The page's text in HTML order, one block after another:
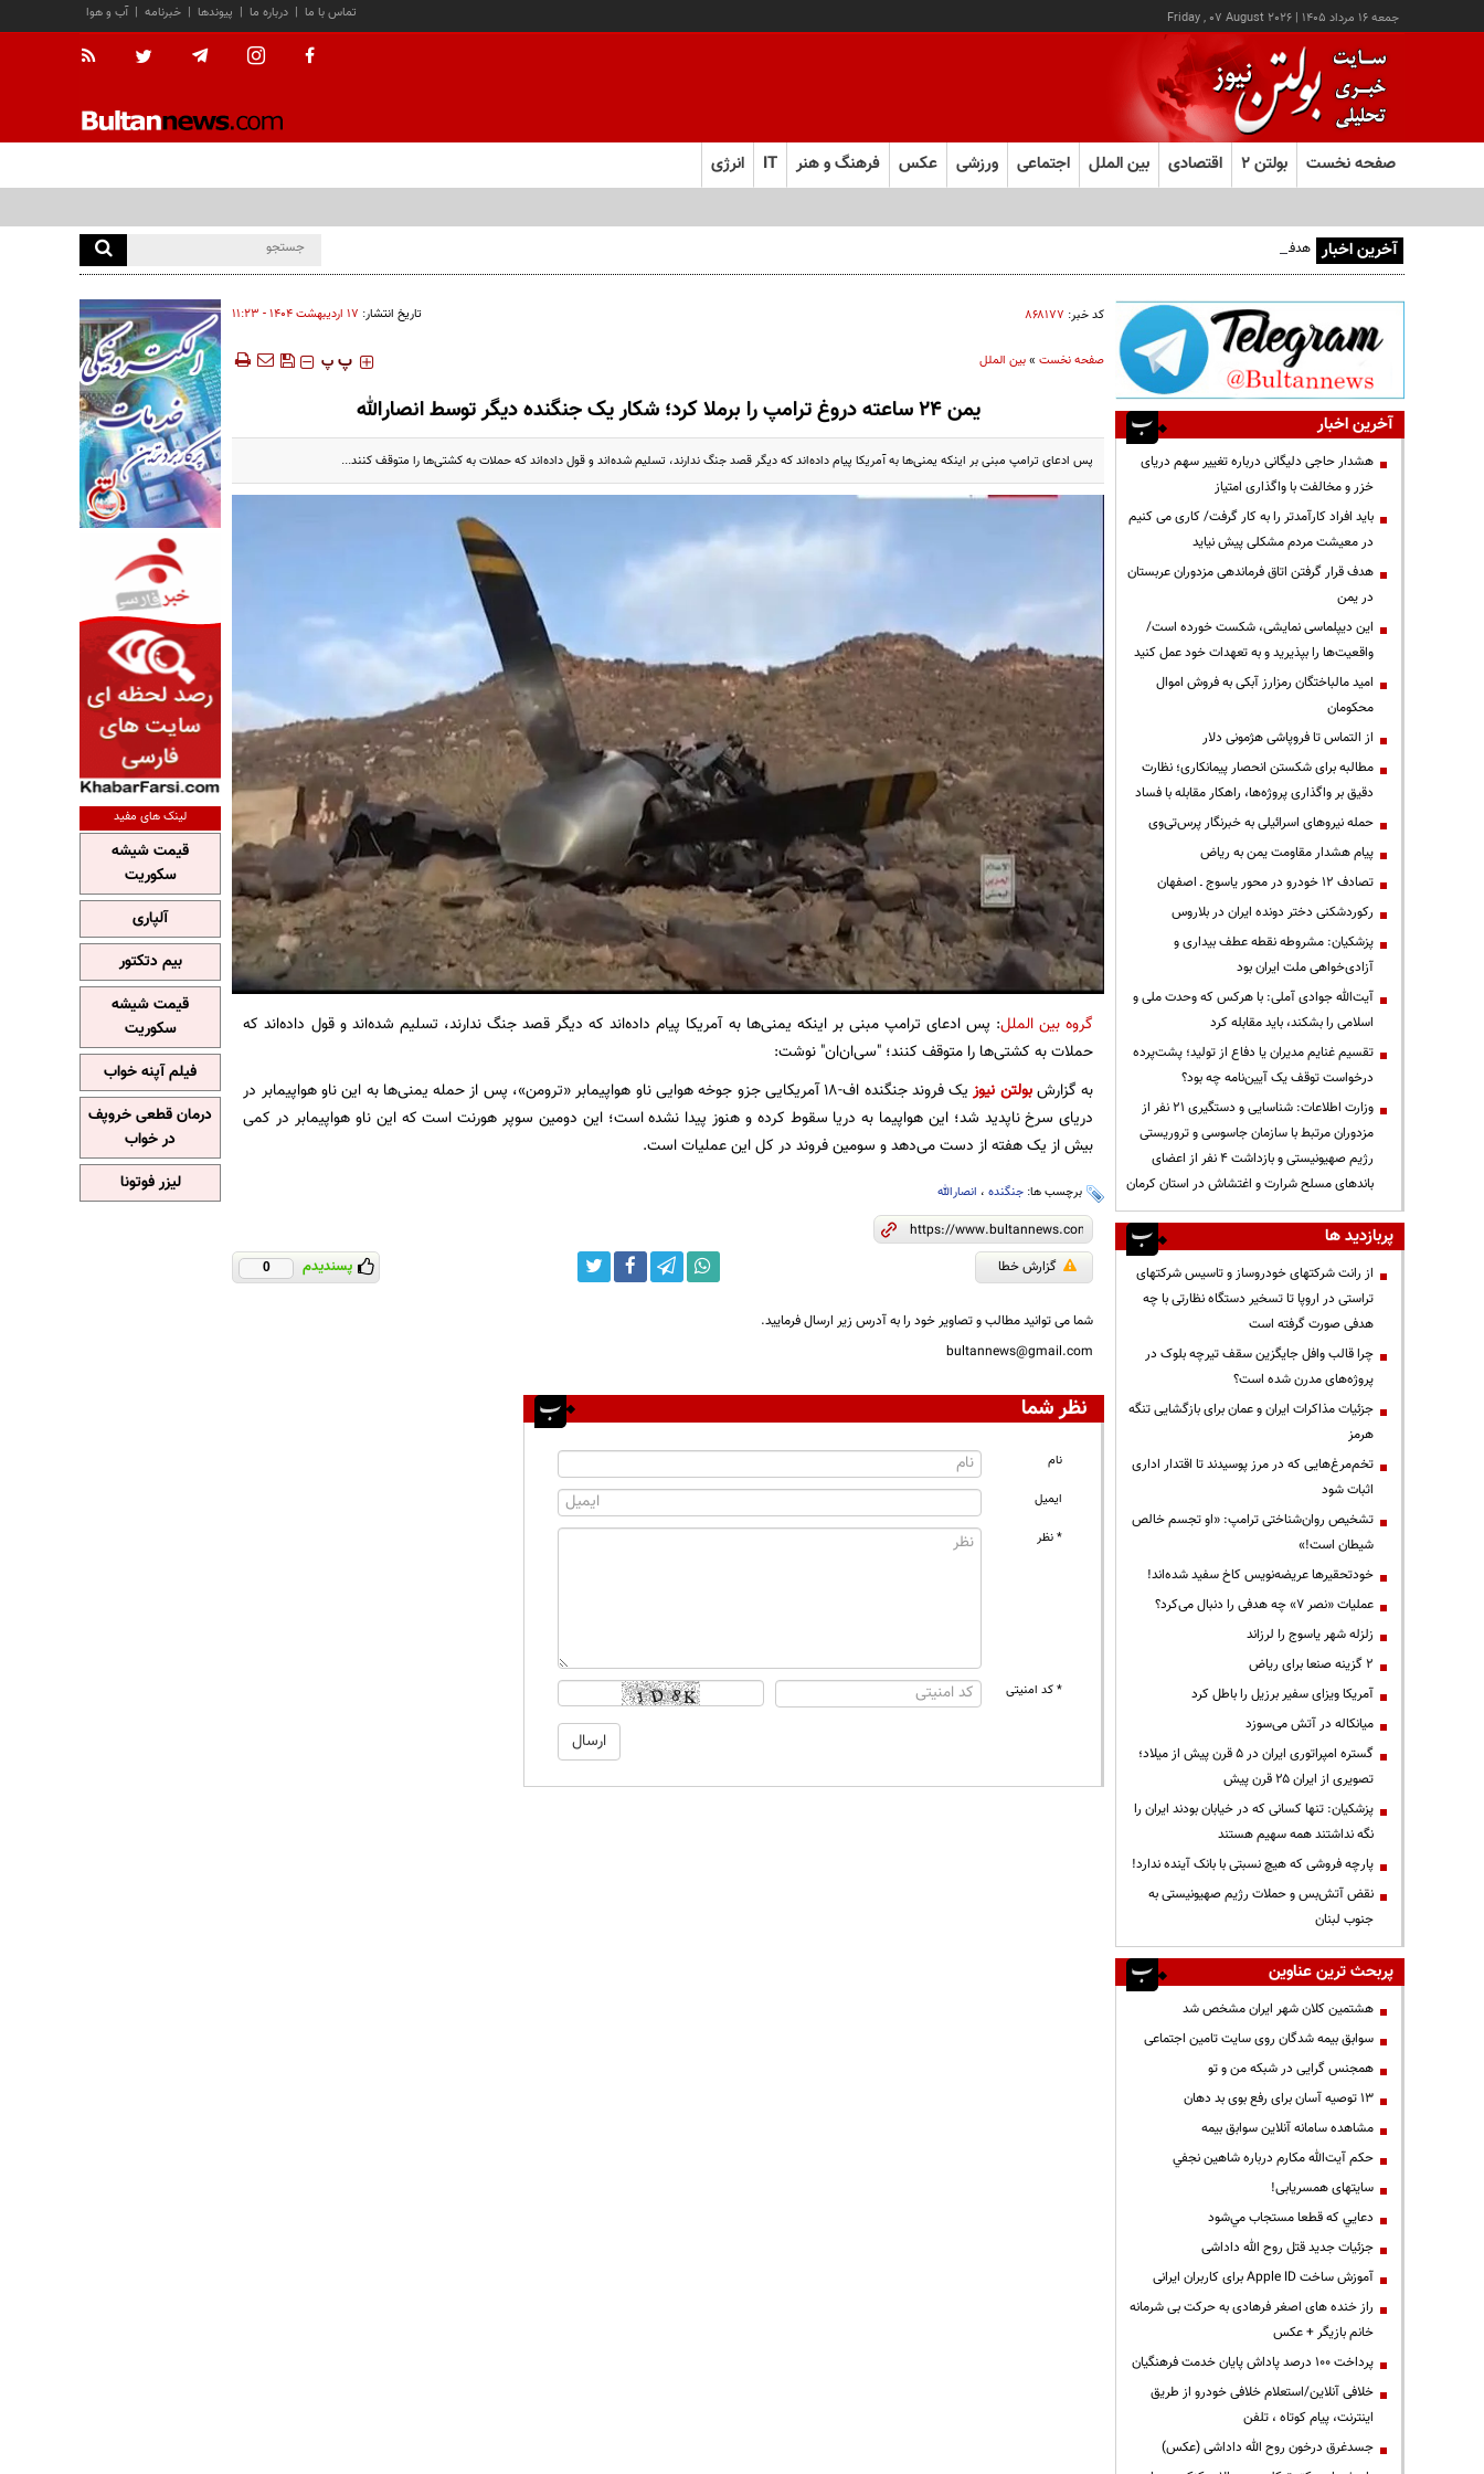
جمعه ۱۶ مرداد ۱۴۰۵ |
Friday , 07 August 2026 آب و هوا | خبرنامه | پیوندها | درباره ما | تماس با ما
صفحه نخست بولتن ۲ اقتصادی بین الملل اجتماعی ورزشی عکس فرهنگ و هنر IT انرژی
آخرین اخبار هدف قرار گرفتن اتاق‌ فرماندهی مزدوران عربستان در یمن
کد خبر: ۸۶۸۱۷۷ تاریخ انتشار: ۱۷ ارديبهشت ۱۴۰۴ - ۱۱:۲۳
صفحه نخست»بین الملل ‍‍‍ پ پ
یمن ۲۴ ساعته دروغ ترامپ را برملا کرد؛ شکار یک جنگنده دیگر توسط انصارالله
پس ادعای ترامپ مبنی بر اینکه یمنی‌ها به آمریکا پیام داده‌اند که دیگر قصد جنگ ندارند، تسلیم شده‌اند و قول داده‌اند که حملات به کشتی‌ها را متوقف کنند...
گروه بین الملل: پس ادعای ترامپ مبنی بر اینکه یمنی‌ها به آمریکا پیام داده‌اند که دیگر قصد جنگ ندارند، تسلیم شده‌اند و قول داده‌اند که
حملات به کشتی‌ها را متوقف کنند؛ "سی‌ان‌ان" نوشت:
به گزارشبولتن نیوز
یک فروند جنگنده اف-۱۸ آمریکایی جزو جوخه هوایی ناو هواپیمابر «ترومن»، پس از حمله یمنی‌ها به این ناو هواپیمابر در
دریای سرخ ناپدید شد؛ این هواپیما به دریا سقوط کرده و هنوز پیدا نشده است؛ این دومین سوپر هورنت است که این ناو هواپیمابر در کمی
بیش از یک هفته از دست می‌دهد و سومین فروند در کل این عملیات است.
برچسب ها: جنگنده، انصارالله
گزارش خطا پسندیدم 0
شما می توانید مطالب و تصاویر خود را به آدرس زیر ارسال فرمایید.
bultannews@gmail.com
نظر شما
نام
ایمیل
* نظر
* کد امنیتی
آخرین اخبار
هشدار حاجی دلیگانی درباره تغییر سهم دریای
خزر و مخالفت با واگذاری امتیاز
باید افراد کارآمدتر را به کار گرفت/ کاری می کنیم
در معیشت مردم مشکلی پیش نیاید
هدف قرار گرفتن اتاق‌ فرماندهی مزدوران عربستان
در یمن
این دیپلماسی نمایشی، شکست خورده است/
واقعیت‌ها را بپذیرید و به تعهدات خود عمل کنید
امید مالباختگان رمزارز آبکی به فروش اموال
محکومان
از التماس تا فروپاشی هژمونی دلار
مطالبه برای شکستن انحصار پیمانکاری؛ نظارت
دقیق بر واگذاری پروژه‌ها، راهکار مقابله با فساد
حمله نیروهای اسرائیلی به خبرنگار پرس‌تی‌وی
پیام هشدار مقاومت یمن به ریاض
تصادف ۱۲ خودرو در محور یاسوج ـ اصفهان
رکوردشکنی دختر دونده ایران در بلاروس
پزشکیان: مشروطه نقطه عطف بیداری و
آزادی‌خواهی ملت ایران بود
آیت‌الله جوادی آملی: با هرکس که وحدت ملی و
اسلامی را بشکند، باید مقابله کرد
تقسیم غنایم مدیران یا دفاع از تولید؛ پشت‌پرده
درخواست توقف یک آیین‌نامه چه بود؟
وزارت اطلاعات: شناسایی و دستگیری ۲۱ نفر از
مزدوران مرتبط با سازمان جاسوسی و تروریستی
رژیم صهیونیستی و بازداشت ۴ نفر از اعضای
باندهای مسلح شرارت و اغتشاش در استان کرمان
پربازدید ها
از رانت‌ شرکتهای خودروساز و تاسیس شرکتهای
تراستی در اروپا تا تسخیر دستگاه نظارتی با چه
هدفی صورت گرفته است
چرا قالب وافل جایگزین سقف تیرچه بلوک در
پروژه‌های مدرن شده است؟
جزئیات مذاکرات ایران و عمان برای بازگشایی تنگه
هرمز
تخم‌مرغ‌هایی که در مرز پوسیدند تا اقتدار اداری
اثبات شود
تشخیص روان‌شناختی ترامپ: «او تجسم خالص
شیطان است!»
خودتحقیرها عریضه‌نویس کاخ سفید شده‌اند!
عملیات «نصر ۷» چه هدفی را دنبال می‌کرد؟
زلزله شهر یاسوج را لرزاند
۲ گزینه صنعا برای ریاض
آمریکا ویزای سفیر برزیل را باطل کرد
میانکاله در آتش می‌سوزد
گستره امپراتوری ایران در ۵ قرن پیش از میلاد؛
تصویری از ایران ۲۵ قرن پیش
پزشکیان: تنها کسانی که در خیابان بودند ایران را
نگه نداشتند همه سهیم هستند
پارچه فروشی که هیچ نسبتی با بانک آینده ندارد!
نقض آتش‌بس و حملات رژیم صهیونیستی به
جنوب لبنان
پربحث ترین عناوین
هشتمین کلان شهر ایران مشخص شد
سوابق بیمه شدگان روی سایت تامین اجتماعی
همجنس گرایی در شبکه من و تو
13 توصیه آسان برای رفع بوی بد دهان
مشاهده سامانه آنلاين سوابق بیمه
حكم آيت‌الله مكارم درباره شاهين نجفي
سایتهای همسریابی!
دعايي كه قطعا مستجاب مي‌شود
جزئیات جدید قتل روح الله داداشی
آموزش ساخت Apple ID برای کاربران ایرانی
راز خنده های اصغر فرهادی به حرکت بی شرمانه
خانم بازیگر + عکس
پرداخت ۱۰۰ درصد پاداش پایان خدمت فرهنگیان
خلافی آنلاین/استعلام خلافی خودرو از طریق
اینترنت، پیام کوتاه ، تلفن
جسدغرق درخون روح الله داداشی (عکس)
لینک های مفید
قیمت شیشه
سکوریت
آلپاری
بیم دتکتور
قیمت شیشه
سکوریت
فیلم آپنه خواب
درمان قطعی خروپف
در خواب
لیزر فوتونا